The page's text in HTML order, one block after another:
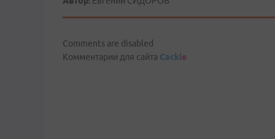
Comments are disabled
Комментарии для сайта Cackle